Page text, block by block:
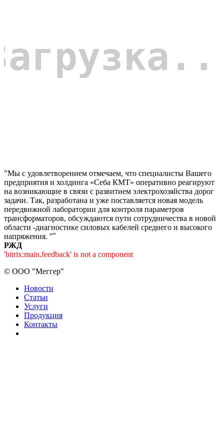
"Мы с удовлетворением отмечаем, что специалисты Вашего
предприятия и холдинга «Себа КМТ» оперативно реагируют
на возникающие в связи с развитием электрохозяйства дорог
задачи. Так, разработана и уже поставляется новая модель
передвижной лаборатории для контроля параметров
трансформаторов, обсуждаются пути сотрудничества в новой
области -диагностике силовых кабелей среднего и высокого
напряжения. ""
РЖД
'bitrix:main.feedback' is not a component
© ООО "Меггер"
Новости
Статьи
Услуги
Продукция
Контакты